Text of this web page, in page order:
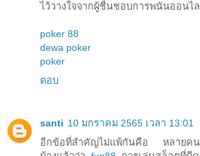
ไว้วางใจจากผู้ชื่นชอบการพนันออนไ
poker 88
dewa poker
poker
ตอบ
santi 10 มกราคม 2565 เวลา 13:01
อีกข้อที่สำคัญไม่แพ้กันคือ หลายคนอ